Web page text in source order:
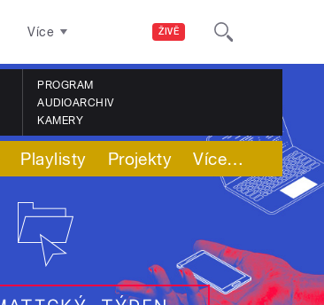
ŽIVĚ
Více
PROGRAM
AUDIOARCHIV
KAMERY
Playlisty Projekty Více…